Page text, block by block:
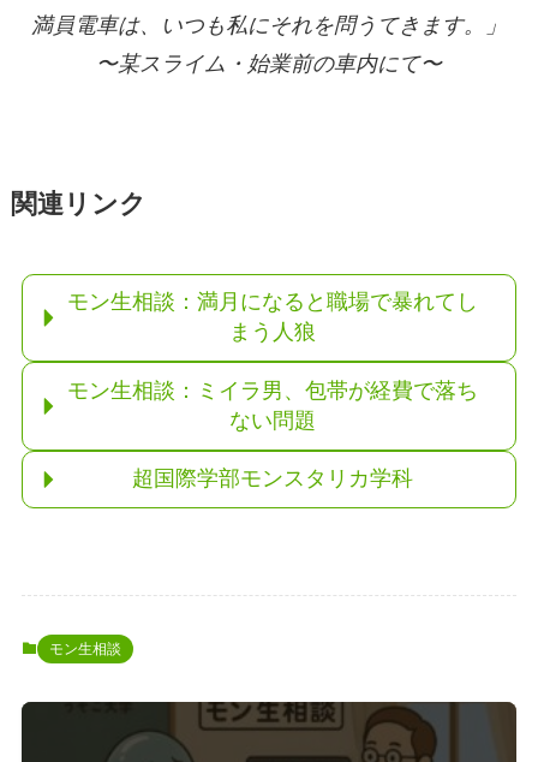
満員電車は、いつも私にそれを問うてきます。」
〜某スライム・始業前の車内にて〜
関連リンク
モン生相談：満月になると職場で暴れてし
まう人狼
モン生相談：ミイラ男、包帯が経費で落ち
ない問題
超国際学部モンスタリカ学科
モン生相談